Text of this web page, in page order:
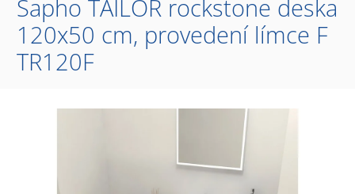
Sapho TAILOR rockstone deska
120x50 cm, provedení límce F
TR120F